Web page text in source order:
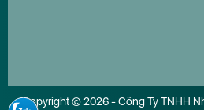
Copyright © 2026 - Công Ty TNHH